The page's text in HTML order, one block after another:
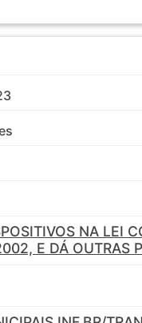
NA LEI
E DÁ OUTRAS